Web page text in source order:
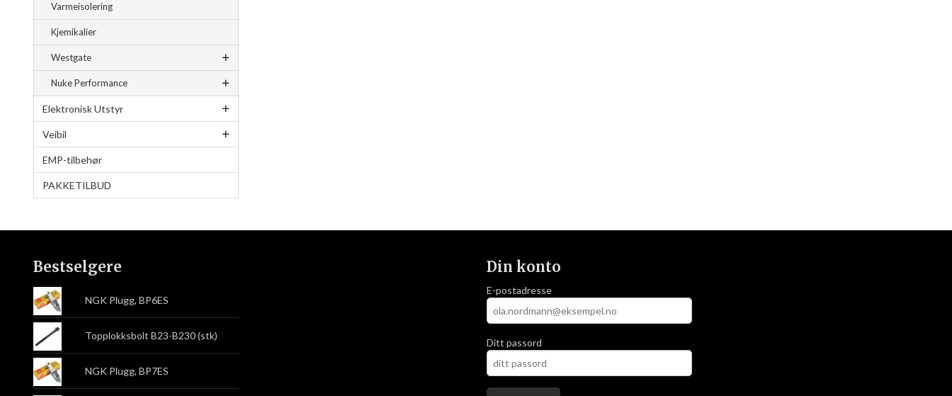
Varmeisolering
Kjemikalier
Westgate
Nuke Performance
Elektronisk Utstyr
Veibil
EMP-tilbehør
PAKKETILBUD
Bestselgere
NGK Plugg, BP6ES
Topplokksbolt B23-B230 (stk)
NGK Plugg, BP7ES
Din konto
E-postadresse
Ditt passord